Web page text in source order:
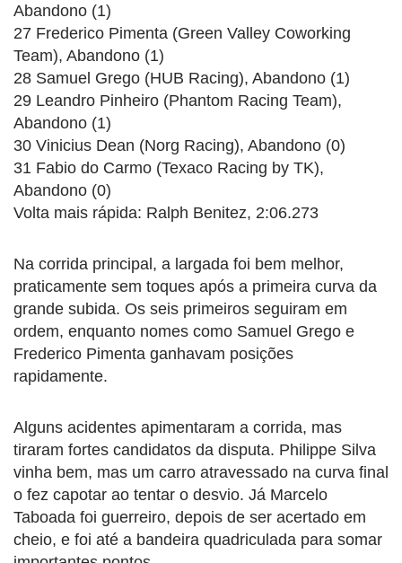
Abandono (1)
27 Frederico Pimenta (Green Valley Coworking
Team), Abandono (1)
28 Samuel Grego (HUB Racing), Abandono (1)
29 Leandro Pinheiro (Phantom Racing Team),
Abandono (1)
30 Vinicius Dean (Norg Racing), Abandono (0)
31 Fabio do Carmo (Texaco Racing by TK),
Abandono (0)
Volta mais rápida: Ralph Benitez, 2:06.273
Na corrida principal, a largada foi bem melhor,
praticamente sem toques após a primeira curva da
grande subida. Os seis primeiros seguiram em
ordem, enquanto nomes como Samuel Grego e
Frederico Pimenta ganhavam posições
rapidamente.
Alguns acidentes apimentaram a corrida, mas
tiraram fortes candidatos da disputa. Philippe Silva
vinha bem, mas um carro atravessado na curva final
o fez capotar ao tentar o desvio. Já Marcelo
Taboada foi guerreiro, depois de ser acertado em
cheio, e foi até a bandeira quadriculada para somar